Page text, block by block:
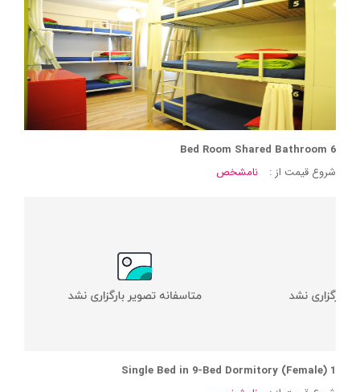
6 Bed Room Shared Bathroom
شروع قیمت از :
نامشخص
1 Single Bed in 9-Bed Dormitory (Female)